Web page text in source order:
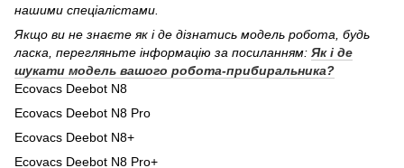
нашими спеціалістами.
Якщо ви не знаєте як і де дізнатись модель робота, будь
ласка, перегляньте інформацію за посиланням: Як і де
шукати модель вашого робота-прибиральника?
Ecovacs Deebot N8
Ecovacs Deebot N8 Pro
Ecovacs Deebot N8+
Ecovacs Deebot N8 Pro+